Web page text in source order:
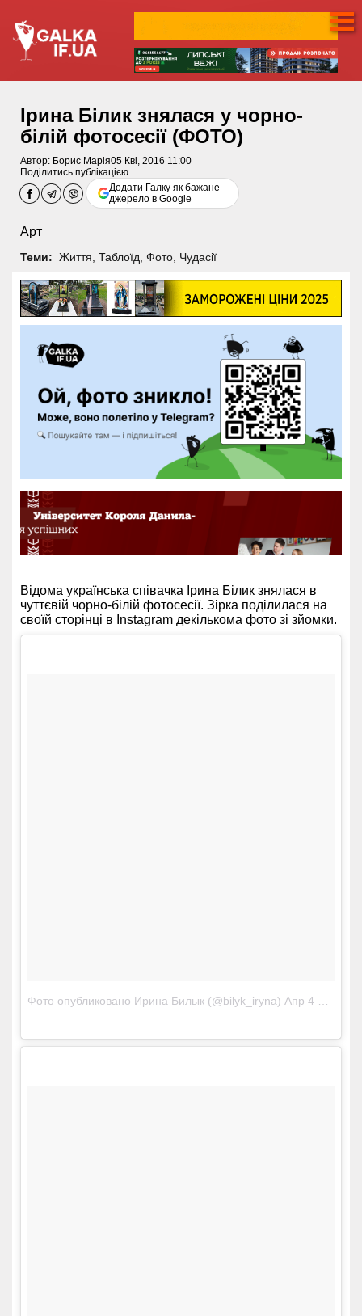
Ірина Білик знялася у чорно-
білій фотосесії (ФОТО)
Автор: Борис Марія05 Кві, 2016 11:00
Поділитись публікацією
Додати Галку як бажане
джерело в Google
Арт
Теми: Життя Таблоїд Фото, Чудасії
Відома українська співачка Ірина Білик знялася в
чуттєвій чорно-білій фотосесії. Зірка поділилася на
своїй сторінці в Instagram декількома фото зі зйомки.
Фото опубликовано Ирина Билык (@bilyk_iryna) Апр 4 2016 в 2:10 PDT